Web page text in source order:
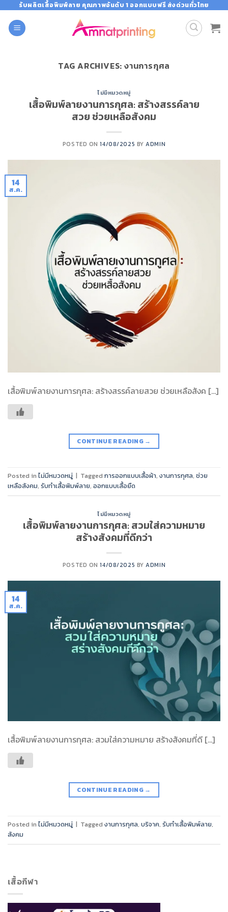
content
รับผลิตเสื้อพิมพ์ลาย คุณภาพอันดับ 1 ออกแบบฟรี ส่งด่วนทั่วไทย
TAG ARCHIVES: งานการกุศล
ไม่มีหมวดหมู่
เสื้อพิมพ์ลายงานการกุศล: สร้างสรรค์ลาย
สวย ช่วยเหลือสังคม
POSTED ON14/08/2025 BYADMIN
14
ส.ค.
เสื้อพิมพ์ลายงานการกุศล: สร้างสรรค์ลายสวย ช่วยเหลือสังค […]
CONTINUE READING →
Posted in ไม่มีหมวดหมู่ | Tagged การออกแบบเสื้อผ้า, งานการกุศล, ช่วย
เหลือสังคม, รับทำเสื้อพิมพ์ลาย, ออกแบบเสื้อยืด
ไม่มีหมวดหมู่
เสื้อพิมพ์ลายงานการกุศล: สวมใส่ความหมาย
สร้างสังคมที่ดีกว่า
POSTED ON14/08/2025 BYADMIN
14
ส.ค.
เสื้อพิมพ์ลายงานการกุศล: สวมใส่ความหมาย สร้างสังคมที่ดี […]
CONTINUE READING →
Posted in ไม่มีหมวดหมู่ | Tagged งานการกุศล, บริจาค, รับทำเสื้อพิมพ์ลาย,
สังคม
เสื้อกีฬา